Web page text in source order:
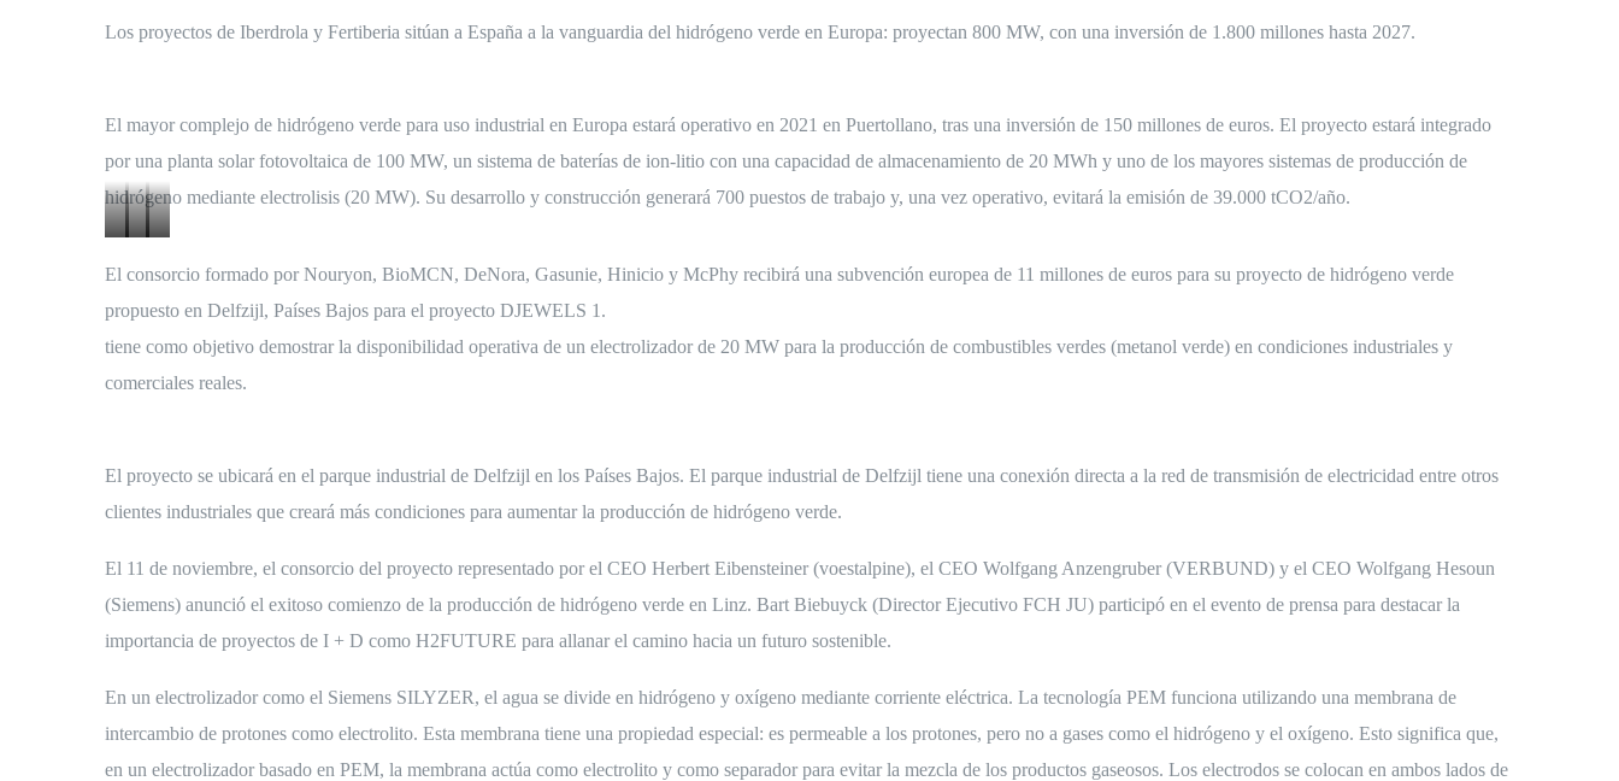
Los proyectos de Iberdrola y Fertiberia sitúan a España a la vanguardia del hidrógeno verde en Europa: proyectan 800 MW, con una inversión de 1.800 millones hasta 2027.
El mayor complejo de hidrógeno verde para uso industrial en Europa estará operativo en 2021 en Puertollano, tras una inversión de 150 millones de euros. El proyecto estará integrado
por una planta solar fotovoltaica de 100 MW, un sistema de baterías de ion-litio con una capacidad de almacenamiento de 20 MWh y uno de los mayores sistemas de producción de
hidrógeno mediante electrolisis (20 MW). Su desarrollo y construcción generará 700 puestos de trabajo y, una vez operativo, evitará la emisión de 39.000 tCO2/año.
en
El consorcio formado por Nouryon, BioMCN, DeNora, Gasunie, Hinicio y McPhy recibirá una subvención europea de 11 millones de euros para su proyecto de hidrógeno verde
propuesto en Delfzijl, Países Bajos para el proyecto DJEWELS 1.
tiene como objetivo demostrar la disponibilidad operativa de un electrolizador de 20 MW para la producción de combustibles verdes (metanol verde) en condiciones industriales y
comerciales reales.
El proyecto se ubicará en el parque industrial de Delfzijl en los Países Bajos. El parque industrial de Delfzijl tiene una conexión directa a la red de transmisión de electricidad entre otros
clientes industriales que creará más condiciones para aumentar la producción de hidrógeno verde.
El 11 de noviembre, el consorcio del proyecto representado por el CEO Herbert Eibensteiner (voestalpine), el CEO Wolfgang Anzengruber (VERBUND) y el CEO Wolfgang Hesoun
(Siemens) anunció el exitoso comienzo de la producción de hidrógeno verde en Linz. Bart Biebuyck (Director Ejecutivo FCH JU) participó en el evento de prensa para destacar la
importancia de proyectos de I + D como H2FUTURE para allanar el camino hacia un futuro sostenible.
En un electrolizador como el Siemens SILYZER, el agua se divide en hidrógeno y oxígeno mediante corriente eléctrica. La tecnología PEM funciona utilizando una membrana de
intercambio de protones como electrolito. Esta membrana tiene una propiedad especial: es permeable a los protones, pero no a gases como el hidrógeno y el oxígeno. Esto significa que,
en un electrolizador basado en PEM, la membrana actúa como electrolito y como separador para evitar la mezcla de los productos gaseosos. Los electrodos se colocan en ambos lados de